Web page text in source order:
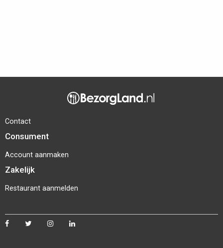
Contact
Consument
Account aanmaken
Zakelijk
Restaurant aanmelden